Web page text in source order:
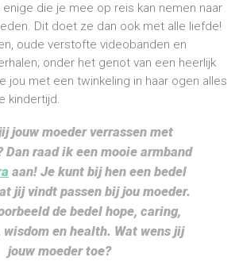
die je mee op reis kan nemen naar
Dit doet ze dan ook met alle liefde!
oude verstofte videobanden en
onder het genot van een heerlijk
jou met een twinkeling in haar ogen alles
kindertijd.
jouw moeder verrassen met
Dan raad ik een mooie armband
aan! Je kunt bij hen een bedel
jij vindt passen bij jou moeder.
de bedel hope, caring,
wisdom en health. Wat wens jij
jouw moeder toe?